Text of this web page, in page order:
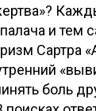
и
Сартра
боль